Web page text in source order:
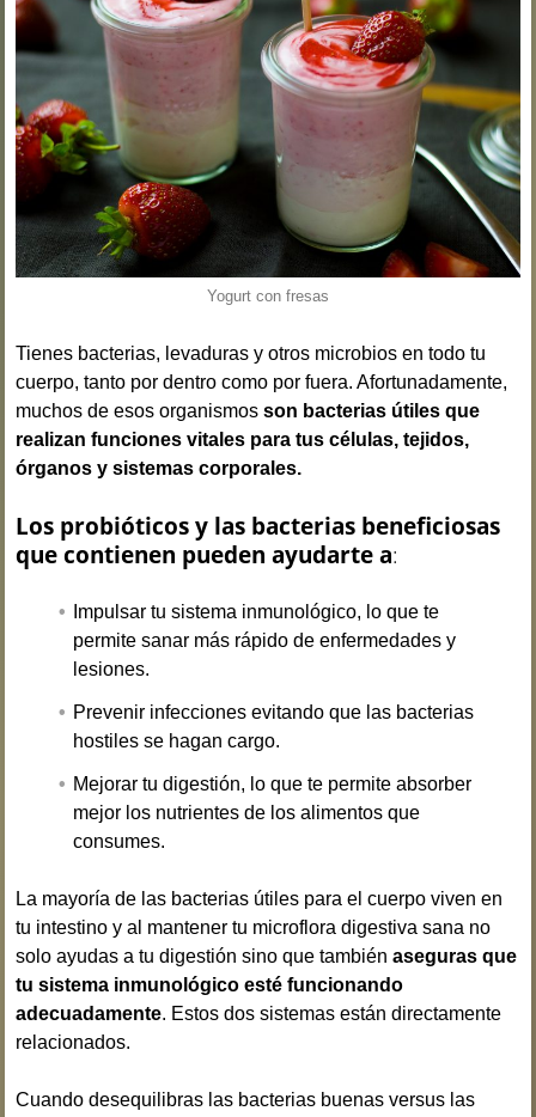
Yogurt con fresas
Tienes bacterias, levaduras y otros microbios en todo tu
cuerpo, tanto por dentro como por fuera. Afortunadamente,
muchos de esos organismos son bacterias útiles que
realizan funciones vitales para tus células, tejidos,
órganos y sistemas corporales.
Los probióticos y las bacterias beneficiosas
que contienen pueden ayudarte a:
Impulsar tu sistema inmunológico, lo que te
permite sanar más rápido de enfermedades y
lesiones.
Prevenir infecciones evitando que las bacterias
hostiles se hagan cargo.
Mejorar tu digestión, lo que te permite absorber
mejor los nutrientes de los alimentos que
consumes.
La mayoría de las bacterias útiles para el cuerpo viven en
tu intestino y al mantener tu microflora digestiva sana no
solo ayudas a tu digestión sino que tambiénaseguras que
tu sistema inmunológico esté funcionando
adecuadamente. Estos dos sistemas están directamente
relacionados.
Cuando desequilibras las bacterias buenas versus las